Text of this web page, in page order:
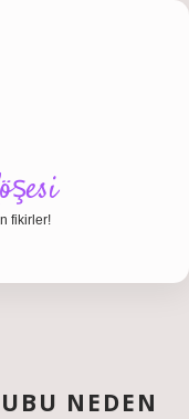
fikirler!
NEDEN